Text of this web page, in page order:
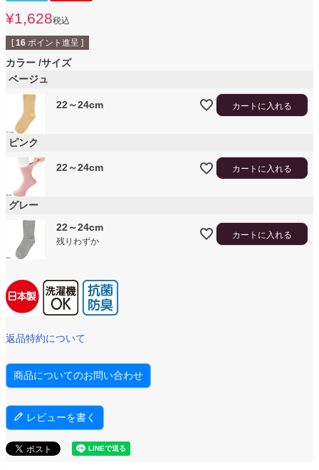
¥1,628税込
[ 16 ポイント進呈 ]
カラー サイズ
ベージュ
22～24cm カートに入れる
ピンク
22～24cm カートに入れる
グレー
22～24cm
残りわずか
カートに入れる
返品特約について
商品についてのお問い合わせ
レビューを書く